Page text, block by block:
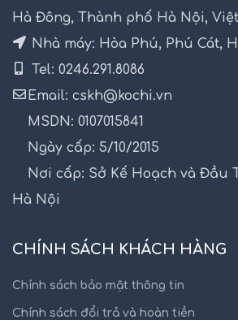
Hà Đông, Thành phố Hà Nội,
Nhà máy: Hòa Phú, Phú Cát,
Tel: 0246.291.8086
Email: cskh@kochi.vn
MSDN: 0107015841
Ngày cấp: 5/10/2015
Nơi cấp: Sở Kế Hoạch và Đầu
Hà Nội
CHÍNH SÁCH KHÁCH HÀNG
Chính sách bảo mật thông tin
Chính sách đổi trả và hoàn tiền